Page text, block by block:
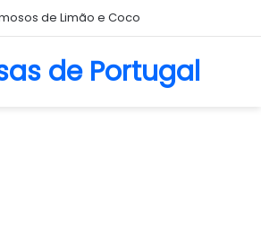
de Portugal